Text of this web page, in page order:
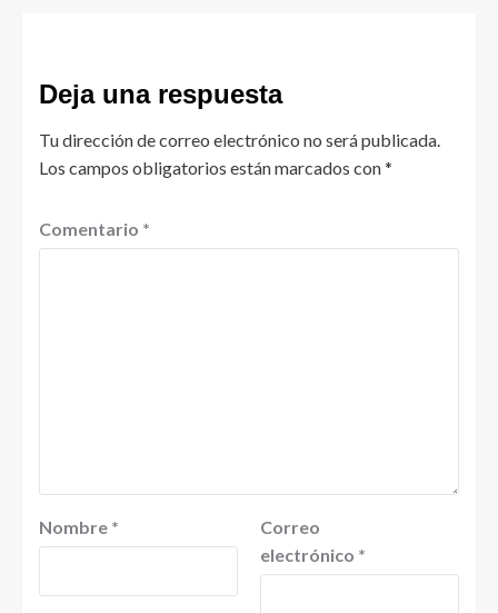
Deja una respuesta
Tu dirección de correo electrónico no será publicada.
Los campos obligatorios están marcados con*
Comentario *
Nombre *
Correo
electrónico *